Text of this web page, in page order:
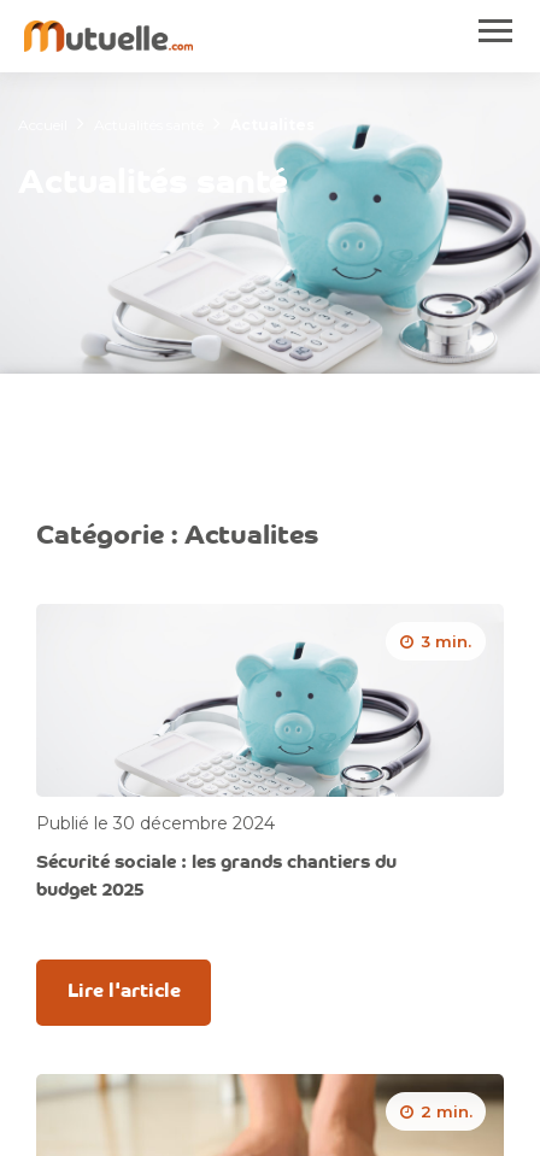
Actualités santé
Catégorie : Actualites
3 min.
Publié le 30 décembre 2024
Sécurité sociale : les grands chantiers du
budget 2025
Lire l'article
2 min.